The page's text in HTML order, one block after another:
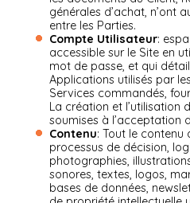
générales d’achat, n’ont
entre les Parties.
Compte Utilisateur:
accessible sur le Site en
mot de passe, et qui
Applications utilisés par
Services commandés,
La création et l’utilisation
soumises à l’acceptation
Contenu: Tout le contenu
processus de décision,
photographies,
sonores, textes, logos,
bases de données,